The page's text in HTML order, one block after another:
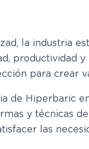
la industria
productividad
para crear
de Hiperbaric
y técnicas
las